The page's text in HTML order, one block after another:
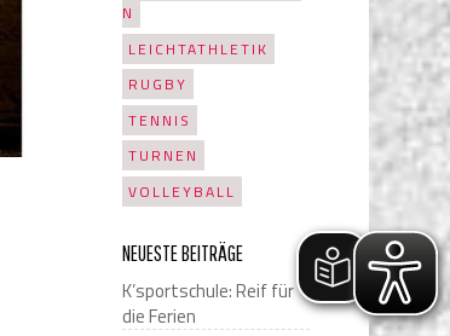
N
LEICHTATHLETIK
RUGBY
TENNIS
TURNEN
VOLLEYBALL
NEUESTE BEITRÄGE
K’sportschule: Reif für
die Ferien